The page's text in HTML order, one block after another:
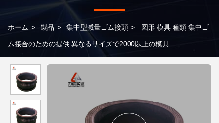
ホーム > 製品 > 集中型減量ゴム接頭 > 図形 模具 種類 集中ゴ
ム接合のための提供 異なるサイズで2000以上の模具